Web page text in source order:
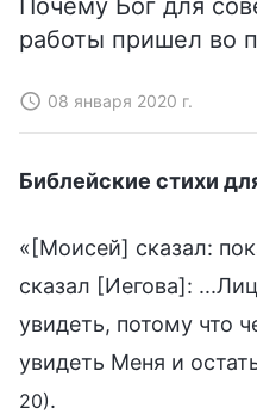
работы пришел во
08 января 2020 г.
Библейские стихи
«[Моисей] сказал:
сказал [Иегова]:
увидеть, потому что
увидеть Меня и
20).